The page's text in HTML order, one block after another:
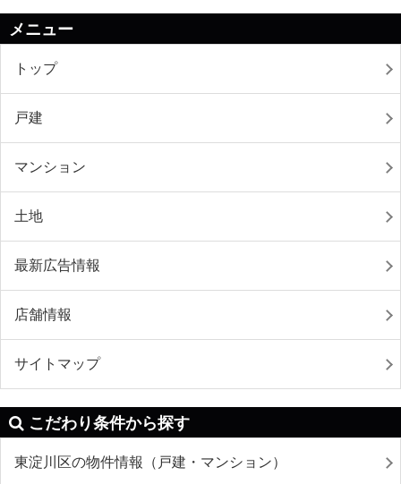
メニュー
トップ
戸建
マンション
土地
最新広告情報
店舗情報
サイトマップ
こだわり条件から探す
東淀川区の物件情報（戸建・マンション）